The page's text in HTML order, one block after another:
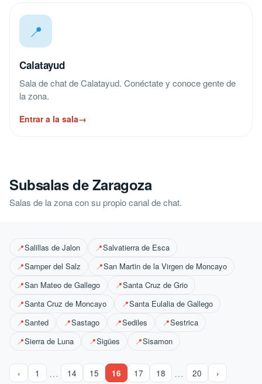
📍
Calatayud
Sala de chat de Calatayud. Conéctate y conoce gente de
la zona.
Entrar a la sala→
Subsalas de Zaragoza
Salas de la zona con su propio canal de chat.
📍Salillas de Jalon 📍Salvatierra de Esca
📍Samper del Salz 📍San Martin de la Virgen de Moncayo
📍San Mateo de Gallego 📍Santa Cruz de Grio
📍Santa Cruz de Moncayo 📍Santa Eulalia de Gallego
📍Santed 📍Sastago 📍Sediles 📍Sestrica
📍Sierra de Luna 📍Sigües 📍Sisamon
‹ 1 … 14 15 16 17 18 … 20 ›